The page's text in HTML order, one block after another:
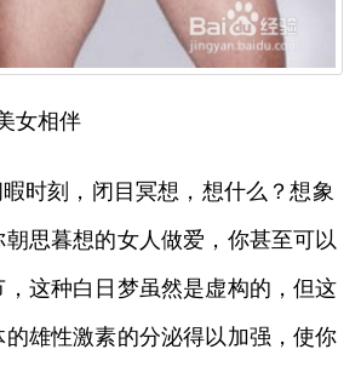
女相伴
时刻，闭目冥想，想什么？想象
思暮想的女人做爱，你甚至可以
这种白日梦虽然是虚构的，但这
雄性激素的分泌得以加强，使你